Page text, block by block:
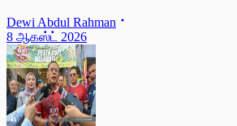
Dewi Abdul Rahman
8 ஆகஸ்ட் 2026